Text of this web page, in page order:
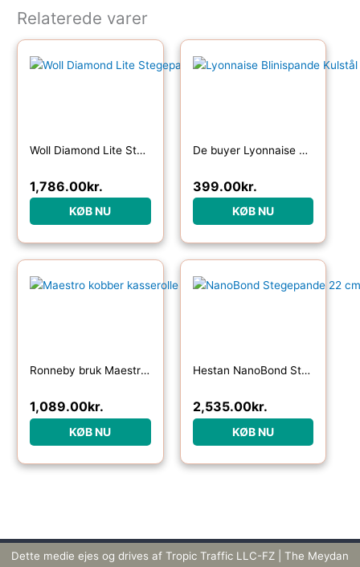
Relaterede varer
Woll Diamond Lite Stegepandesæt til induktion 2 dele
1,786.00kr.
KØB NU
De buyer Lyonnaise Blinispande Kulstål
399.00kr.
KØB NU
Ronneby bruk Maestro kobber kasserolle 2 liter
1,089.00kr.
KØB NU
Hestan NanoBond Stegepande 22 cm, titanium
2,535.00kr.
KØB NU
Dette medie ejes og drives af Tropic Traffic LLC-FZ | The Meydan